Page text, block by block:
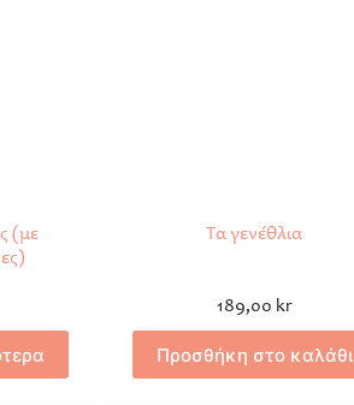
(με
Τα γενέθλια
189,00 kr
Προσθήκη στο καλάθι